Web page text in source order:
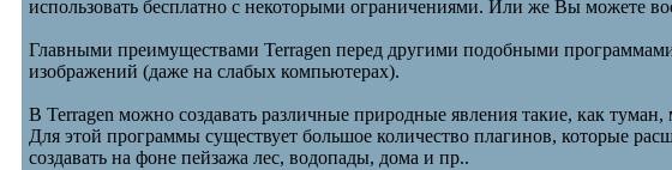
использовать бесплатно с некоторыми ограничениями. Или же Вы можете
Главными преимуществами Terragen перед другими подобными
изображений (даже на слабых компьютерах).
В Terragen можно создавать различные природные явления такие, как
Для этой программы существует большое количество плагинов, которые
создавать на фоне пейзажа лес, водопады, дома и пр..